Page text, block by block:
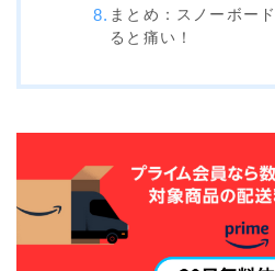
DRAKE
K2
NIDECKER
まとめ：スノーボー
ると痛い！